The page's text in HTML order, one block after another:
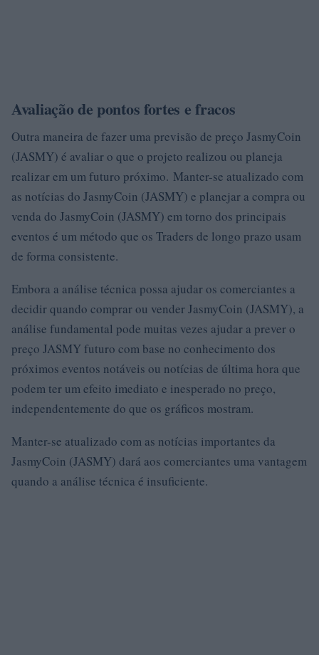
Avaliação de pontos fortes e fracos
Outra maneira de fazer uma previsão de preço JasmyCoin
(JASMY) é avaliar o que o projeto realizou ou planeja
realizar em um futuro próximo. Manter-se atualizado com
as notícias do JasmyCoin (JASMY) e planejar a compra ou
venda do JasmyCoin (JASMY) em torno dos principais
eventos é um método que os Traders de longo prazo usam
de forma consistente.
Embora a análise técnica possa ajudar os comerciantes a
decidir quando comprar ou vender JasmyCoin (JASMY), a
análise fundamental pode muitas vezes ajudar a prever o
preço JASMY futuro com base no conhecimento dos
próximos eventos notáveis ​​ou notícias de última hora que
podem ter um efeito imediato e inesperado no preço,
independentemente do que os gráficos mostram.
Manter-se atualizado com as notícias importantes da
JasmyCoin (JASMY) dará aos comerciantes uma vantagem
quando a análise técnica é insuficiente.